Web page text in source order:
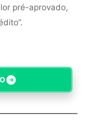
pré-aprovado,